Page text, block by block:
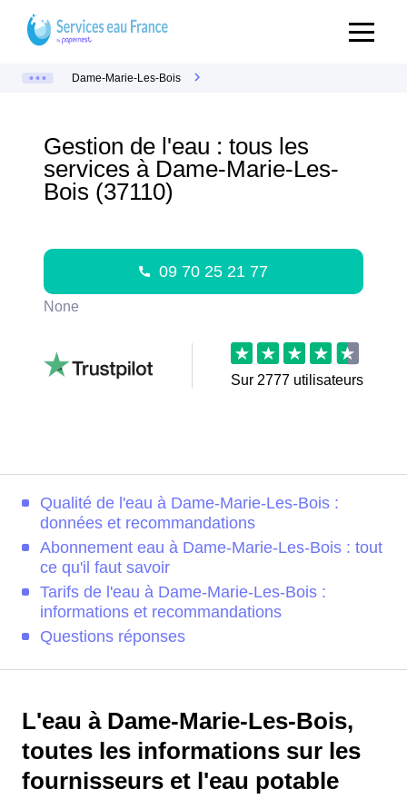
Dame-Marie-Les-Bois
Gestion de l'eau : tous les
services à Dame-Marie-Les-
Bois (37110)
09 70 25 21 77
None
Sur 2777 utilisateurs
Qualité de l'eau à Dame-Marie-Les-Bois :
données et recommandations
Abonnement eau à Dame-Marie-Les-Bois : tout
ce qu'il faut savoir
Tarifs de l'eau à Dame-Marie-Les-Bois :
informations et recommandations
Questions réponses
L'eau à Dame-Marie-Les-Bois,
toutes les informations sur les
fournisseurs et l'eau potable